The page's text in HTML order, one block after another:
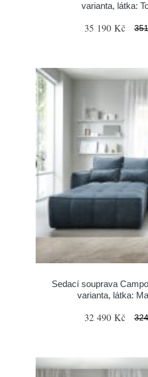
varianta, látka:
35 190 Kč
Sedací souprava
varianta, látka:
32 490 Kč